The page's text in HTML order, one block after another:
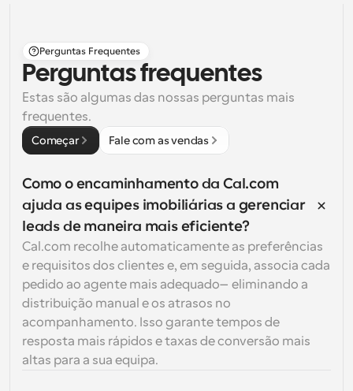
Perguntas Frequentes
Perguntas frequentes
Estas são algumas das nossas perguntas mais
frequentes.
Começar Fale com as vendas
Como o encaminhamento da Cal.com
ajuda as equipes imobiliárias a gerenciar
leads de maneira mais eficiente?
Cal.com recolhe automaticamente as preferências
e requisitos dos clientes e, em seguida, associa cada
pedido ao agente mais adequado—eliminando a
distribuição manual e os atrasos no
acompanhamento. Isso garante tempos de
resposta mais rápidos e taxas de conversão mais
altas para a sua equipa.